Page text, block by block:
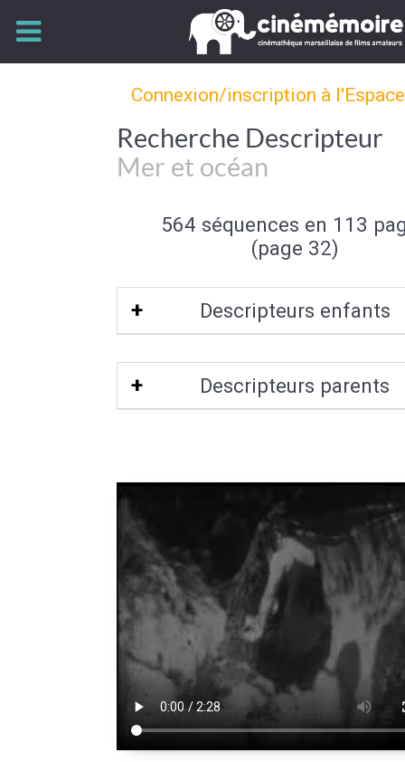
Connexion/inscription à
Recherche Descripteur
Mer et océan
564 séquences en 113
(page 32)
Descripteurs enfants
Mer polaire|Récif de corail|Atoll|
|Paysage sous marin|Rade|
Baie|Crique|Estuaire|Lagon|
Descripteurs parents